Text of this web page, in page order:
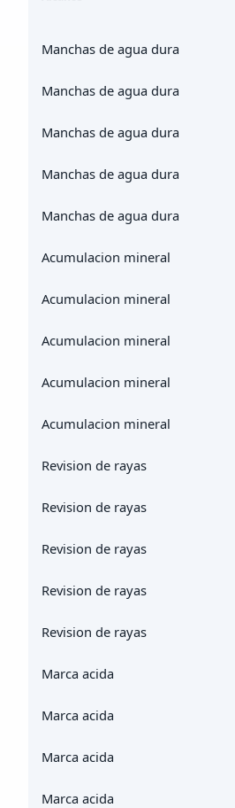
Manchas de agua dura
Manchas de agua dura
Manchas de agua dura
Manchas de agua dura
Manchas de agua dura
Acumulacion mineral
Acumulacion mineral
Acumulacion mineral
Acumulacion mineral
Acumulacion mineral
Revision de rayas
Revision de rayas
Revision de rayas
Revision de rayas
Revision de rayas
Marca acida
Marca acida
Marca acida
Marca acida